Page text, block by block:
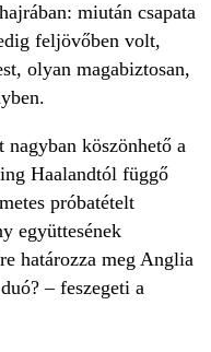
miután csapata
feljövőben volt,
olyan magabiztosan,
köszönhető a
Haalandtól függő
próbatételt
együttesének
határozza meg Anglia
– feszegeti a